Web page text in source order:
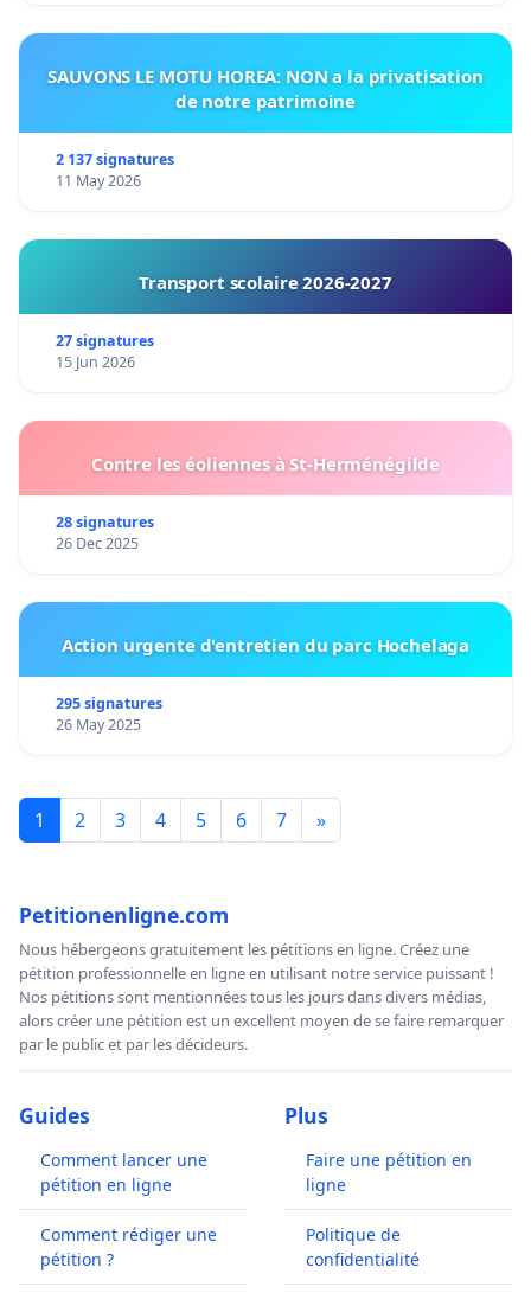
SAUVONS LE MOTU HOREA: NON a la privatisation
de notre patrimoine
2 137 signatures
11 May 2026
Transport scolaire 2026-2027
27 signatures
15 Jun 2026
Contre les éoliennes à St-Herménégilde
28 signatures
26 Dec 2025
Action urgente d'entretien du parc Hochelaga
295 signatures
26 May 2025
1 2 3 4 5 6 7 »
Petitionenligne.com
Nous hébergeons gratuitement les pétitions en ligne. Créez une
pétition professionnelle en ligne en utilisant notre service puissant !
Nos pétitions sont mentionnées tous les jours dans divers médias,
alors créer une pétition est un excellent moyen de se faire remarquer
par le public et par les décideurs.
Guides
Comment lancer une
pétition en ligne
Comment rédiger une
pétition ?
Plus
Faire une pétition en
ligne
Politique de
confidentialité